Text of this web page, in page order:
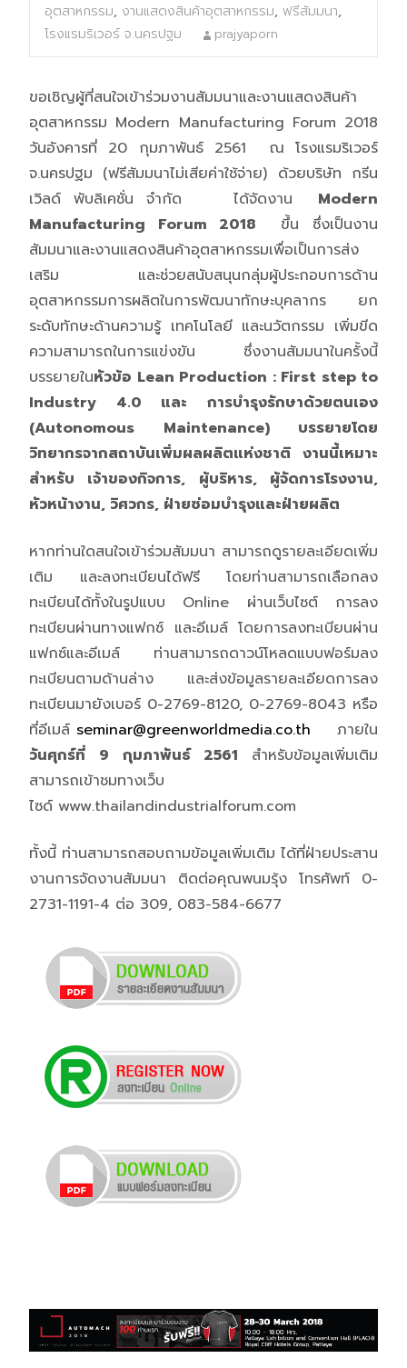
อุตสาหกรรม, งานแสดงสินค้าอุตสาหกรรม, ฟรีสัมมนา,
โรงแรมริเวอร์ จ.นครปฐม
prajyaporn
ขอเชิญผู้ที่สนใจเข้าร่วมงานสัมมนาและงานแสดงสินค้า
อุตสาหกรรม Modern Manufacturing Forum 2018
วันอังคารที่ 20 กุมภาพันธ์ 2561 ณ โรงแรมริเวอร์
จ.นครปฐม (ฟรีสัมมนาไม่เสียค่าใช้จ่าย) ด้วยบริษัท กรีน
เวิลด์ พับลิเคชั่น จำกัด ได้จัดงาน Modern
Manufacturing Forum 2018
ขึ้น ซึ่งเป็นงาน
สัมมนาและงานแสดงสินค้าอุตสาหกรรมเพื่อเป็นการส่ง
เสริม และช่วยสนับสนุนกลุ่มผู้ประกอบการด้าน
อุตสาหกรรมการผลิตในการพัฒนาทักษะบุคลากร ยก
ระดับทักษะด้านความรู้ เทคโนโลยี และนวัตกรรม เพิ่มขีด
ความสามารถในการแข่งขัน ซึ่งงานสัมมนาในครั้งนี้
บรรยายในหัวข้อ Lean Production : First step to
Industry 4.0 และ การบำรุงรักษาด้วยตนเอง
(Autonomous Maintenance) บรรยายโดย
วิทยากรจากสถาบันเพิ่มผลผลิตแห่งชาติ งานนี้เหมาะ
สำหรับ เจ้าของกิจการ, ผู้บริหาร, ผู้จัดการโรงงาน,
หัวหน้างาน, วิศวกร, ฝ่ายซ่อมบำรุงและฝ่ายผลิต
หากท่านใดสนใจเข้าร่วมสัมมนา สามารถดูรายละเอียดเพิ่ม
เติม และลงทะเบียนได้ฟรี โดยท่านสามารถเลือกลง
ทะเบียนได้ทั้งในรูปแบบ Online ผ่านเว็บไซต์ การลง
ทะเบียนผ่านทางแฟกซ์ และอีเมล์ โดยการลงทะเบียนผ่าน
แฟกซ์และอีเมล์ ท่านสามารถดาวน์โหลดแบบฟอร์มลง
ทะเบียนตามด้านล่าง และส่งข้อมูลรายละเอียดการลง
ทะเบียนมายังเบอร์ 0-2769-8120, 0-2769-8043 หรือ
ที่อีเมล์ seminar@greenworldmedia.co.th ภายใน
วันศุกร์ที่ 9 กุมภาพันธ์ 2561 สำหรับข้อมูลเพิ่มเติม
สามารถเข้าชมทางเว็บ
ไซด์ www.thailandindustrialforum.com
ทั้งนี้ ท่านสามารถสอบถามข้อมูลเพิ่มเติม ได้ที่ฝ่ายประสาน
งานการจัดงานสัมมนา ติดต่อคุณพนมรุ้ง โทรศัพท์ 0-
2731-1191-4 ต่อ 309, 083-584-6677